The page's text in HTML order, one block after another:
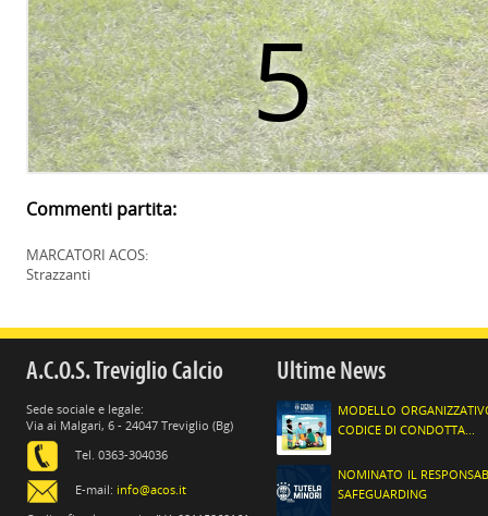
5
Commenti partita:
MARCATORI ACOS:
Strazzanti
A.C.O.S. Treviglio Calcio
Sede sociale e legale:
Via ai Malgari, 6 - 24047 Treviglio (Bg)
Tel. 0363-304036
E-mail: info@acos.it
Ultime News
MODELLO
CODICE DI CONDOTTA...
NOMINATO IL
SAFEGUARDING